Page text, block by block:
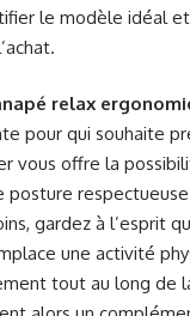
le modèle idéal
relax
pour qui souhaite
vous offre la
posture
gardez à l’esprit
une activité
tout au long de